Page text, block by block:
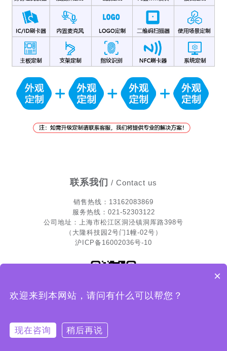
联系我们 / Contact us
销售热线 ：13162083869
服务热线：021-52303122
公司地址：上海市松江区洞泾镇洞厍路398号
（大隆科技园2号门1幢-02号）
沪ICP备16002036号-10
×
欢迎来到本网站，请问有什么可以帮您？
现在咨询 稍后再说